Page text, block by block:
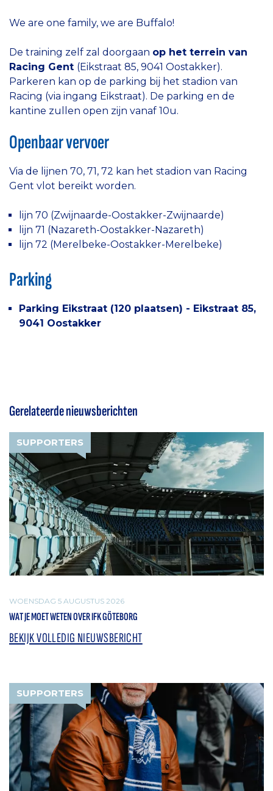
We are one family, we are Buffalo!
De training zelf zal doorgaan op het terrein van
Racing Gent (Eikstraat 85, 9041 Oostakker).
Parkeren kan op de parking bij het stadion van
Racing (via ingang Eikstraat). De parking en de
kantine zullen open zijn vanaf 10u.
Openbaar vervoer
Via de lijnen 70, 71, 72 kan het stadion van Racing
Gent vlot bereikt worden.
lijn 70 (Zwijnaarde-Oostakker-Zwijnaarde)
lijn 71 (Nazareth-Oostakker-Nazareth)
lijn 72 (Merelbeke-Oostakker-Merelbeke)
Parking
Parking Eikstraat (120 plaatsen) - Eikstraat 85,
9041 Oostakker
Gerelateerde nieuwsberichten
SUPPORTERS
WOENSDAG 5 AUGUSTUS 2026
WAT JE MOET WETEN OVER IFK GÖTEBORG
BEKIJK VOLLEDIG NIEUWSBERICHT
SUPPORTERS